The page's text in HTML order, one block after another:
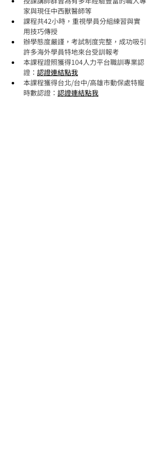
家與現任中西獸醫師等
課程共42小時，重視學員分組練習與實
用技巧傳授
辦學態度嚴謹，考試制度完整，成功吸引
許多海外學員特地來台受訓報考
本課程證照獲得104人力平台職訓專業認
證： 認證連結點我
本課程獲得台北/台中/高雄市動保處特寵
時數認證： 認證連結點我